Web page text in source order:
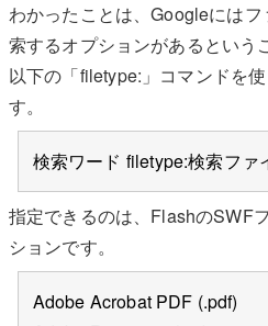
わかったことは、Googleには
索するオプションがあるという
以下の「filetype:」コマンドを
す。
検索ワード filetype:検索ファ
指定できるのは、FlashのSWF
ションです。
Adobe Acrobat PDF (.pdf)